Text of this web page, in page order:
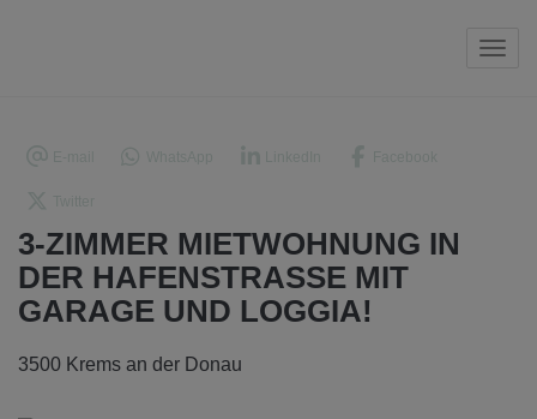
3-ZIMMER MIETWOHNUNG IN
DER HAFENSTRASSE MIT
GARAGE UND LOGGIA!
3500 Krems an der Donau